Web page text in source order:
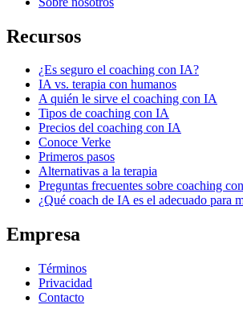
Recursos
¿Es seguro el coaching con IA?
IA vs. terapia con humanos
A quién le sirve el coaching con IA
Tipos de coaching con IA
Precios del coaching con IA
Conoce Verke
Primeros pasos
Alternativas a la terapia
Preguntas frecuentes sobre coaching
¿Qué coach de IA es el adecuado para
Empresa
Términos
Privacidad
Contacto